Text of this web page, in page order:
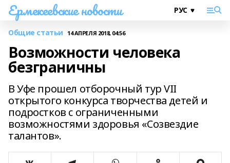
Ермекеевские новости
Общие статьи 14 АПРЕЛЯ 2018, 04:56
Возможности человека
безграничны
В Уфе прошел отборочный тур VII
открытого конкурса творчества детей и
подростков с ограниченными
возможностями здоровья «Созвездие
талантов».